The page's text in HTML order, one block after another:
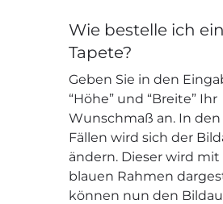
Wie bestelle ich
Tapete?
Geben Sie in den
“Höhe” und “Breite” Ihr
Wunschmaß an. In
Fällen wird sich der
ändern. Dieser wird
blauen Rahmen
können nun den